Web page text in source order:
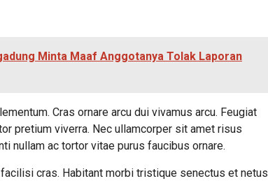
Minta Maaf Anggotanya Tolak Laporan
Cras ornare arcu dui vivamus arcu. Feugiat
pretium viverra. Nec ullamcorper sit amet risus
nullam ac tortor vitae purus faucibus ornare.
cras. Habitant morbi tristique senectus et netus